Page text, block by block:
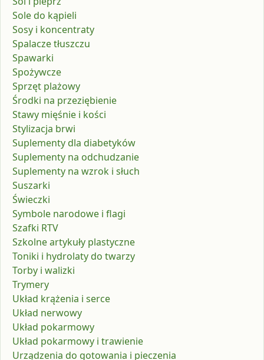
Sole do kąpieli
Sosy i koncentraty
Spalacze tłuszczu
Spawarki
Spożywcze
Sprzęt plażowy
Środki na przeziębienie
Stawy mięśnie i kości
Stylizacja brwi
Suplementy dla diabetyków
Suplementy na odchudzanie
Suplementy na wzrok i słuch
Suszarki
Świeczki
Symbole narodowe i flagi
Szafki RTV
Szkolne artykuły plastyczne
Toniki i hydrolaty do twarzy
Torby i walizki
Trymery
Układ krążenia i serce
Układ nerwowy
Układ pokarmowy
Układ pokarmowy i trawienie
Urządzenia do gotowania i pieczenia